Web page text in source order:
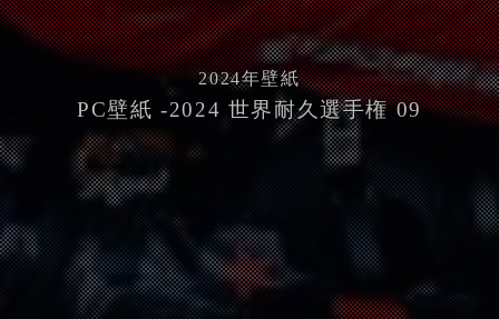
2024年壁紙
PC壁紙 -2024 世界耐久選手権 09